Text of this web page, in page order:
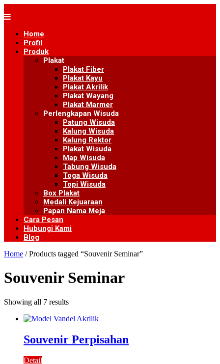
to
Home
Profil
Produk
Plakat
Plakat Fiber
Plakat Kayu
Plakat Akrilik
Plakat Wayang
Plakat Marmer
Perlengkapan Wisuda
Patung Wisuda
Kalung Wisuda
Kalung Rektor
Plakat Wisuda
Map Wisuda
Tabung Wisuda
Toga Wisuda
Topi Wisuda
Box Plakat
Medali Kejuaraan
Papan Nama Meja
Cara Pesan
Hubungi Kami
Blog
Home / Products tagged “Souvenir Seminar”
Souvenir Seminar
Showing all 7 results
Souvenir Perpisahan
Detail